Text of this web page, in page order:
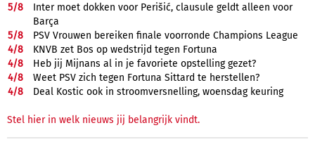
5/8
Inter moet dokken voor Perišić, clausule geldt alleen voor
Barça
5/8
PSV Vrouwen bereiken finale voorronde Champions League
4/8
KNVB zet Bos op wedstrijd tegen Fortuna
4/8
Heb jij Mijnans al in je favoriete opstelling gezet?
4/8
Weet PSV zich tegen Fortuna Sittard te herstellen?
4/8 Deal Kostic ook in stroomversnelling, woensdag keuring
Stel hier in welk nieuws jij belangrijk vindt.